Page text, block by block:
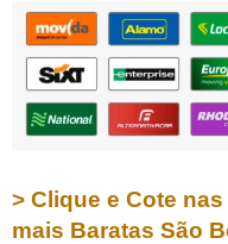
> Clique e Cote
mais Baratas São